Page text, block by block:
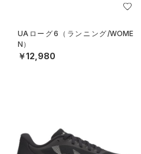
UAローグ6（ランニング/WOME
N）
￥12,980